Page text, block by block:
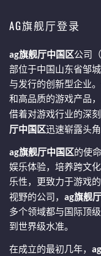
AG旗舰厅登录
ag旗舰厅中国区公司
部位于中国山东省邹
与发行的创新型企业
和高品质的游戏产品
借着对游戏行业的深
厅中国区迅速崭露头
ag旗舰厅中国区的使
娱乐体验，培养跨文
乐性，更致力于游戏
视野的公司， ag旗舰
多个领域都与国际顶
到世界级水准。
在成立的最初几年，